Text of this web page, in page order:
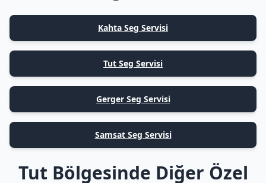
Kahta Seg Servisi
Tut Seg Servisi
Gerger Seg Servisi
Samsat Seg Servisi
Tut Bölgesinde Diğer Özel